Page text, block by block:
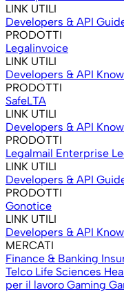
LINK UTILI
Developers & API
PRODOTTI
Legalinvoice
LINK UTILI
Developers & API
PRODOTTI
SafeLTA
LINK UTILI
Developers & API
PRODOTTI
Legalmail Enterprise
LINK UTILI
Developers & API
PRODOTTI
Gonotice
LINK UTILI
Developers & API
MERCATI
Finance & Banking
Telco Life Sciences
per il lavoro Gaming